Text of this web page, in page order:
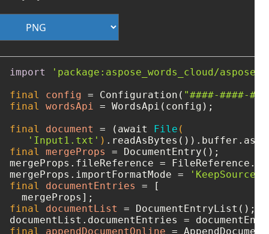
import
'package:aspose_words_cloud/
final
config = Configuration( "####-####-
final
wordsApi = WordsApi(config);
final
document = (await File (
'Input1.txt' )
final
mergeProps = DocumentEntry();
mergeProps.fileReference =
mergeProps.importFormatMode =
final
documentEntries = [
final
documentList = DocumentEntryList();
final
appendDocumentOnline =